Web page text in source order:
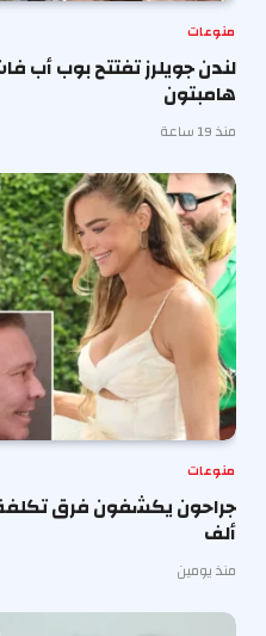
منوعات
لندن جويلرز تفتتح بوب أب
هامبتون
منذ 19 ساعة
منوعات
ألف
منذ يومين